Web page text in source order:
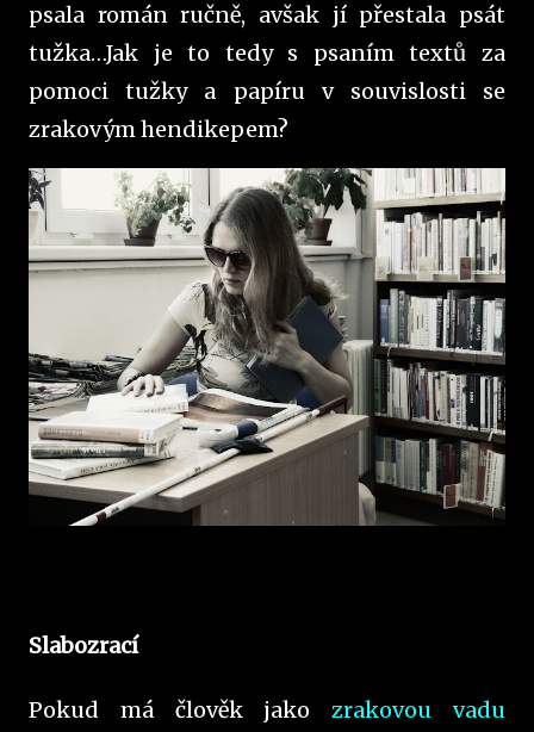
psala román ručně, avšak jí přestala psát
tužka…Jak je to tedy s psaním textů za
pomoci tužky a papíru v souvislosti se
zrakovým hendikepem?
Slabozrací
Pokud má člověk jakozrakovou vadu